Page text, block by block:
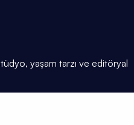
yaşam tarzı ve editöryal